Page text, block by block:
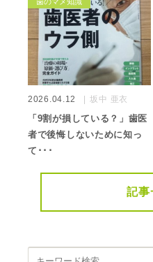
2026.04.12 坂中 亜衣
「9割が損している？」歯医
者で後悔しないために知っ
て･･･
記事